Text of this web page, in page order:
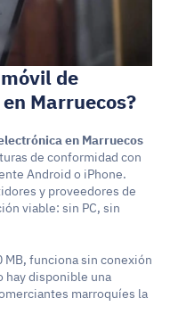
de
Marruecos?
en Marruecos
de conformidad con
Android o iPhone.
y proveedores de
viable: sin PC, sin
funciona sin conexión
hay disponible una
marroquíes la